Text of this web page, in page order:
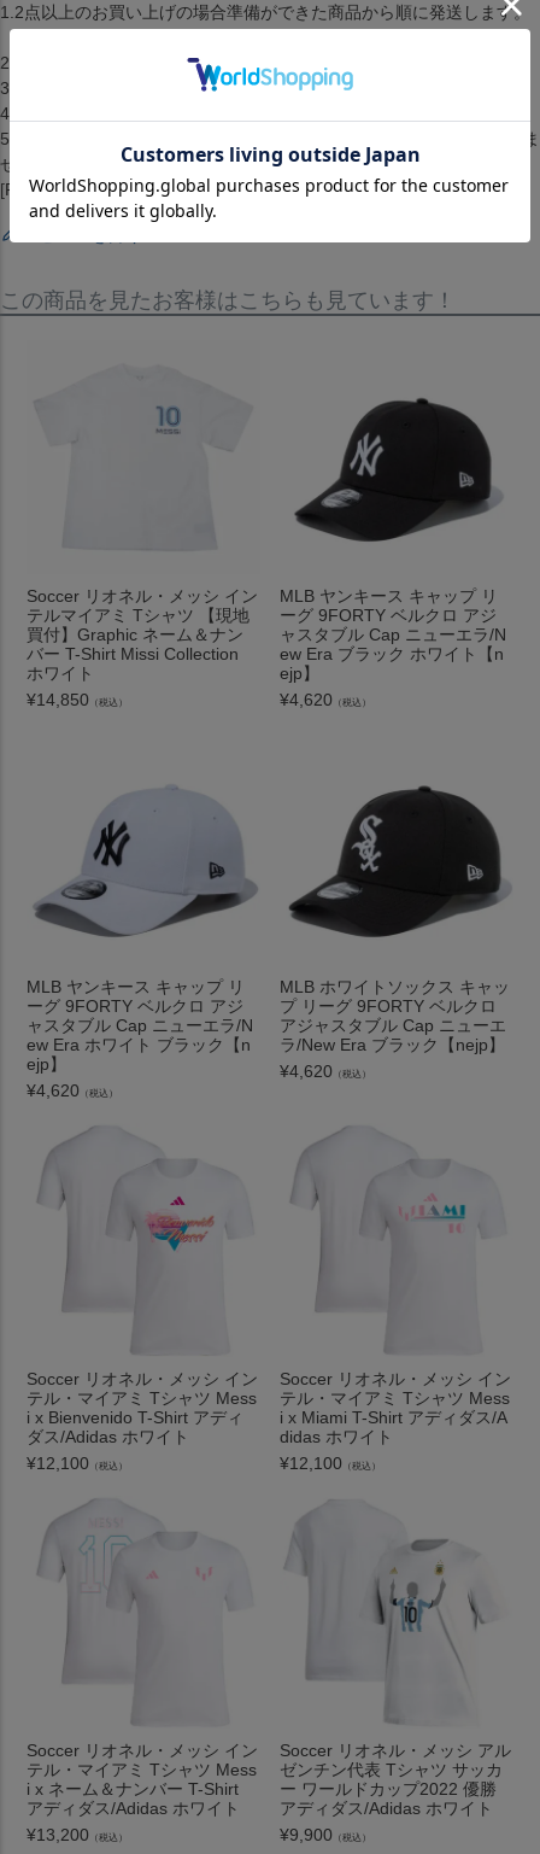
1.2点以上のお買い上げの場合準備ができた商品から順に発送します。
（配送料・手数料は初回発送分のみご請求）
2.お客様都合によるキャンセル・返品はできません。
3.メーカーが在庫を確保できず、キャンセルとなる場合がございます。
4.仕様が変更される場合もございます。
5.配送までに1ヶ月から2ヶ月ほどかかります。（配送日の指定はできま
せん）[RETAKE][Tシャツ][トップス][Playmaker Foot T-shirt]
[Ronaldinho][White]
この商品を見たお客様はこちらも見ています！
Soccer リオネル・メッシ イン
テルマイアミ Tシャツ 【現地
買付】Graphic ネーム＆ナン
バー T-Shirt Missi Collection
ホワイト
¥14,850 （税込）
MLB ヤンキース キャップ リ
ーグ 9FORTY ベルクロ アジ
ャスタブル Cap ニューエラ/N
ew Era ブラック ホワイト【n
ejp】
¥4,620 （税込）
MLB ヤンキース キャップ リ
ーグ 9FORTY ベルクロ アジ
ャスタブル Cap ニューエラ/N
ew Era ホワイト ブラック【n
ejp】
¥4,620 （税込）
MLB ホワイトソックス キャッ
プ リーグ 9FORTY ベルクロ
アジャスタブル Cap ニューエ
ラ/New Era ブラック【nejp】
¥4,620 （税込）
Soccer リオネル・メッシ イン
テル・マイアミ Tシャツ Mess
i x Bienvenido T-Shirt アディ
ダス/Adidas ホワイト
¥12,100 （税込）
Soccer リオネル・メッシ イン
テル・マイアミ Tシャツ Mess
i x Miami T-Shirt アディダス/A
didas ホワイト
¥12,100 （税込）
Soccer リオネル・メッシ イン
テル・マイアミ Tシャツ Mess
i x ネーム＆ナンバー T-Shirt
アディダス/Adidas ホワイト
¥13,200 （税込）
Soccer リオネル・メッシ アル
ゼンチン代表 Tシャツ サッカ
ー ワールドカップ2022 優勝
アディダス/Adidas ホワイト
¥9,900 （税込）